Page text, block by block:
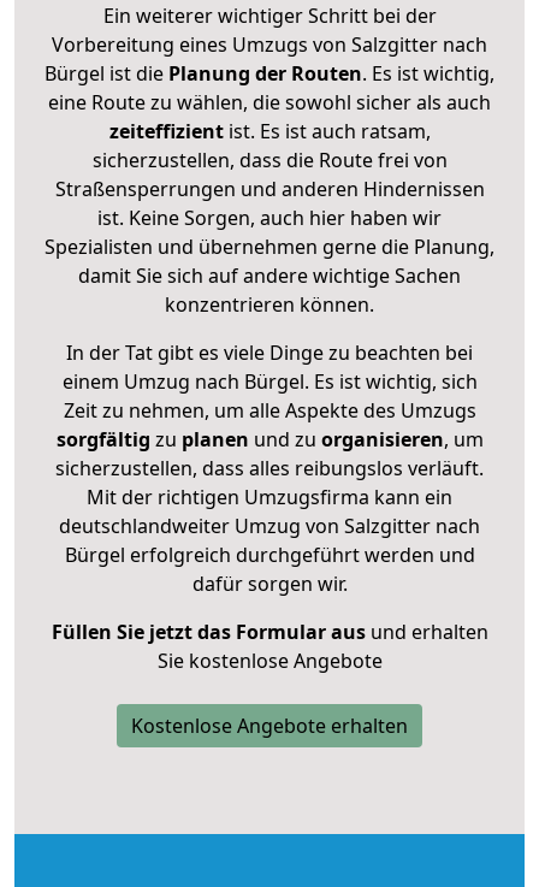
Ein weiterer wichtiger Schritt bei der
Vorbereitung eines Umzugs von Salzgitter nach
Bürgel ist die Planung der Routen. Es ist wichtig,
eine Route zu wählen, die sowohl sicher als auch
zeiteffizientist. Es ist auch ratsam,
sicherzustellen, dass die Route frei von
Straßensperrungen und anderen Hindernissen
ist. Keine Sorgen, auch hier haben wir
Spezialisten und übernehmen gerne die Planung,
damit Sie sich auf andere wichtige Sachen
konzentrieren können.
In der Tat gibt es viele Dinge zu beachten bei
einem Umzug nach Bürgel. Es ist wichtig, sich
Zeit zu nehmen, um alle Aspekte des Umzugs
sorgfältig zu planen und zu organisieren, um
sicherzustellen, dass alles reibungslos verläuft.
Mit der richtigen Umzugsfirma kann ein
deutschlandweiter Umzug von Salzgitter nach
Bürgel erfolgreich durchgeführt werden und
dafür sorgen wir.
Füllen Sie jetzt das Formular ausund erhalten
Sie kostenlose Angebote
Kostenlose Angebote erhalten